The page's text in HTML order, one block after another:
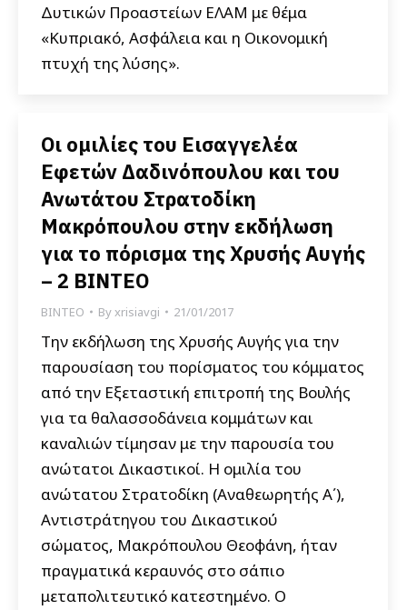
Δυτικών Προαστείων ΕΛΑΜ με θέμα
«Κυπριακό, Ασφάλεια και η Οικονομική
πτυχή της λύσης».
Οι ομιλίες του Εισαγγελέα
Εφετών Δαδινόπουλου και του
Ανωτάτου Στρατοδίκη
Μακρόπουλου στην εκδήλωση
για το πόρισμα της Χρυσής Αυγής
– 2 ΒΙΝΤΕΟ
ΒΙΝΤΕΟ Byxrisiavgi 21/01/2017
Την εκδήλωση της Χρυσής Αυγής για την
παρουσίαση του πορίσματος του κόμματος
από την Εξεταστική επιτροπή της Βουλής
για τα θαλασσοδάνεια κομμάτων και
καναλιών τίμησαν με την παρουσία του
ανώτατοι Δικαστικοί. Η ομιλία του
ανώτατου Στρατοδίκη (Αναθεωρητής Α΄),
Αντιστράτηγου του Δικαστικού
σώματος, Μακρόπουλου Θεοφάνη, ήταν
πραγματικά κεραυνός στο σάπιο
μεταπολιτευτικό κατεστημένο. Ο